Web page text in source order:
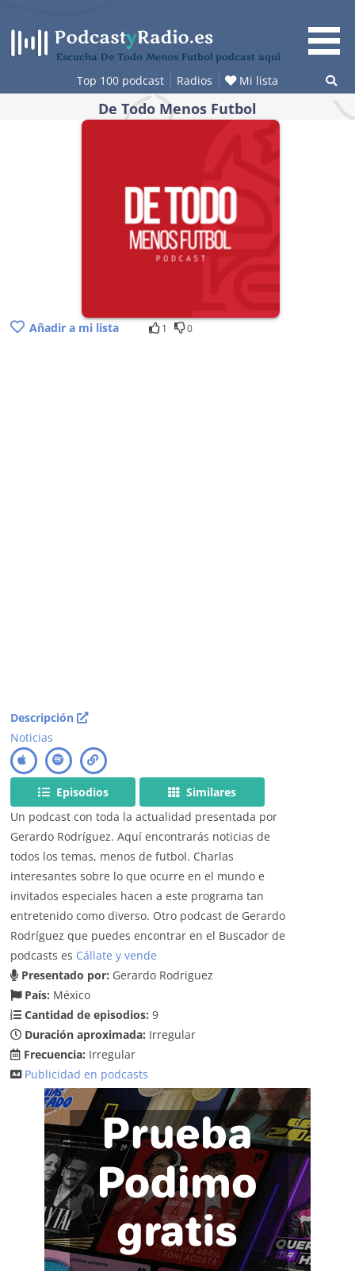
contenido
Escucha De Todo Menos Futbol podcast aquí
Top 100 podcast Radios Mi lista
De Todo Menos Futbol
Añadir a mi lista 1 0
Descripción
Noticias
Episodios
Similares
Un podcast con toda la actualidad presentada por
Gerardo Rodríguez. Aquí encontrarás noticias de
todos los temas, menos de futbol. Charlas
interesantes sobre lo que ocurre en el mundo e
invitados especiales hacen a este programa tan
entretenido como diverso. Otro podcast de Gerardo
Rodríguez que puedes encontrar en el Buscador de
podcasts es Cállate y vende
Presentado por: Gerardo Rodriguez
País: México
Cantidad de episodios: 9
Duración aproximada: Irregular
Frecuencia: Irregular
Publicidad en podcasts